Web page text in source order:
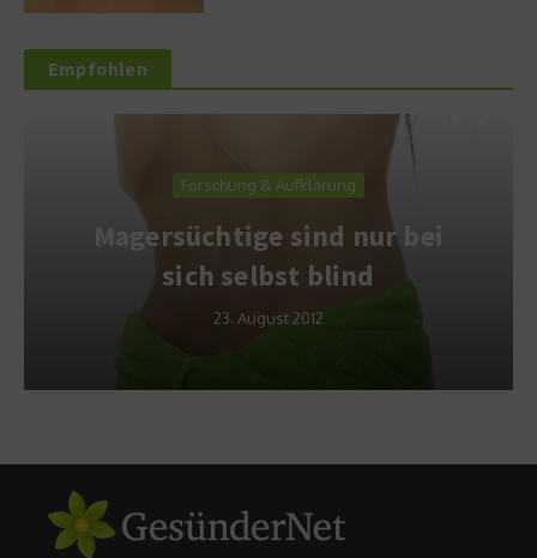
Empfohlen
Forschung & Aufklärung
Magersüchtige sind nur bei
sich selbst blind
23. August 2012